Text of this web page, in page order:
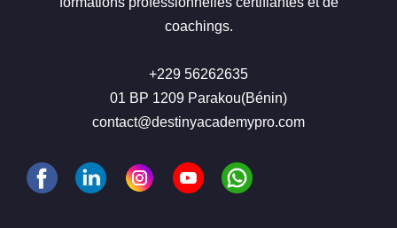
coachings.
+229 56262635
01 BP 1209 Parakou(Bénin)
contact@destinyacademypro.com